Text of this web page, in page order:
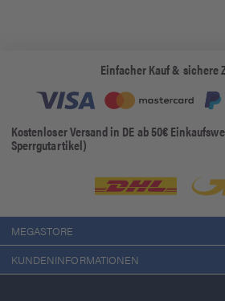
Einfacher Kauf & sichere
Kostenloser Versand in DE ab 50€
Sperrgutartikel)
MEGASTORE
KUNDENINFORMATIONEN